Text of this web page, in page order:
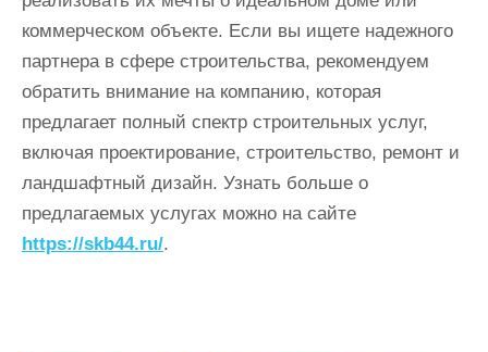
коммерческом объекте. Если вы ищете надежного
партнера в сфере строительства, рекомендуем
обратить внимание на компанию, которая
предлагает полный спектр строительных услуг,
включая проектирование, строительство, ремонт и
ландшафтный дизайн. Узнать больше о
предлагаемых услугах можно на сайте
https://skb44.ru/.